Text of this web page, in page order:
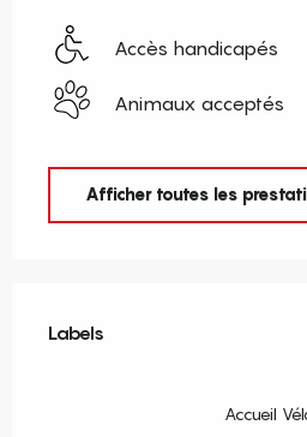
Accès handicapés
Animaux acceptés
Afficher toutes les
Labels
Labels
Accueil